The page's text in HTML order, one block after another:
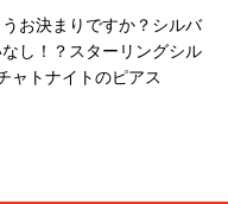
お決まりですか？シルバ
し！？スターリングシル
ャトナイトのピアス